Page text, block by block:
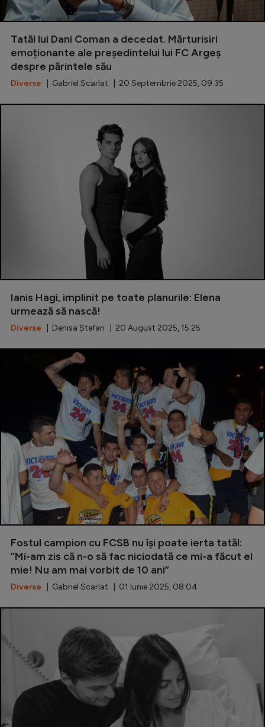
Tatăl lui Dani Coman a decedat. Mărturisiri
emoționante ale președintelui lui FC Argeș
despre părintele său
Diverse | Gabriel Scarlat | 20 Septembrie 2025, 09:35
Ianis Hagi, implinit pe toate planurile: Elena
urmează să nască!
Diverse | Denisa Ștefan | 20 August 2025, 15:25
Fostul campion cu FCSB nu își poate ierta tatăl:
”Mi-am zis că n-o să fac niciodată ce mi-a făcut el
mie! Nu am mai vorbit de 10 ani”
Diverse | Gabriel Scarlat | 01 Iunie 2025, 08:04